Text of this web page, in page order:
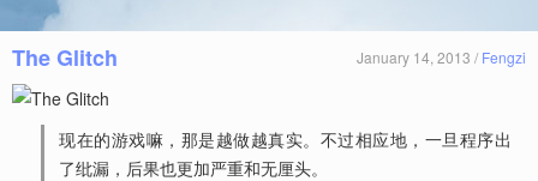
The Glitch January 14, 2013 / Fengzi
现在的游戏嘛，那是越做越真实。不过相应地，一旦程序出
了纰漏，后果也更加严重和无厘头。